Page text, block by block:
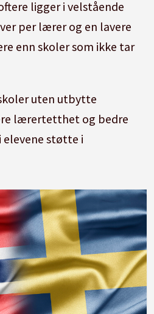
ligger i velstående
per lærer og en lavere
enn skoler som ikke tar
uten utbytte
lærertetthet og bedre
støtte i